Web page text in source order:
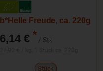
b*Helle Freude, ca. 220g
6,14 € * / Stk
Stück